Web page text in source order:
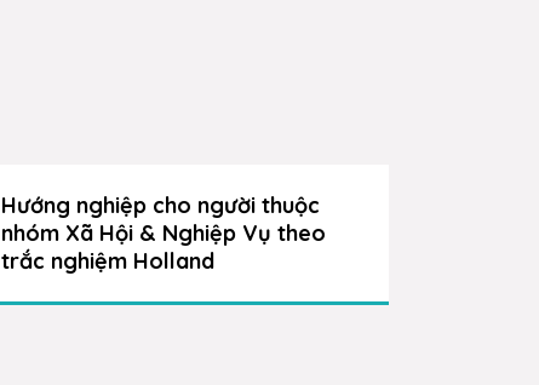
Hướng nghiệp cho người thuộc
nhóm Xã Hội & Nghiệp Vụ theo
trắc nghiệm Holland